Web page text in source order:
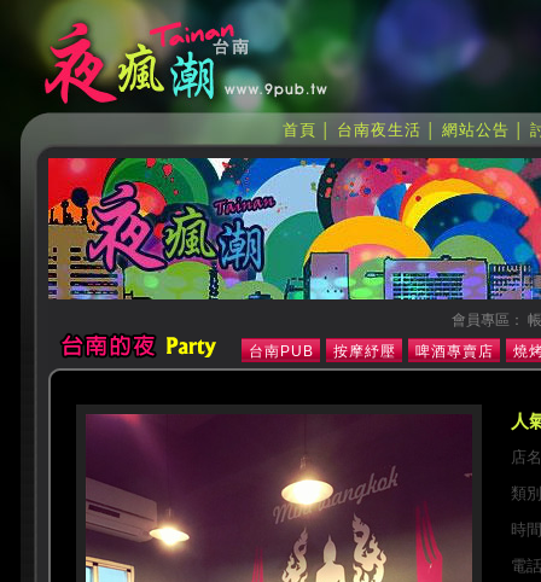
首頁 台南夜生活 網站公告
會員專區：
台南PUB
按摩紓壓 啤酒專賣店 燒
人
店
類
時
電